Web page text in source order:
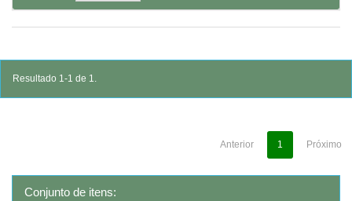
Resultado 1-1 de 1.
Anterior 1 Próximo
Conjunto de itens: